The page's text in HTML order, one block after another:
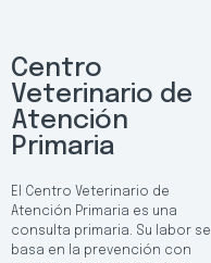
Centro
Veterinario de
Atención
Primaria
El Centro Veterinario de
Atención Primaria es una
consulta primaria. Su labor se
basa en la prevención con